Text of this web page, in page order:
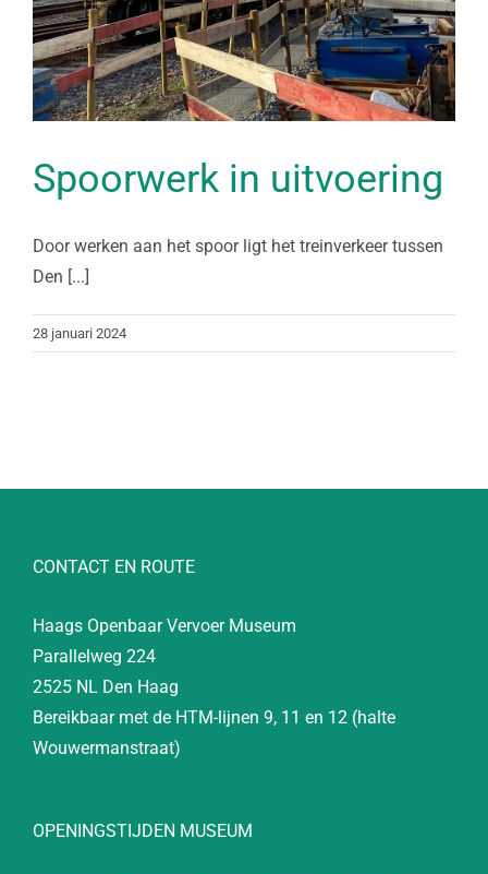
Spoorwerk in uitvoering
Door werken aan het spoor ligt het treinverkeer tussen
Den [...]
28 januari 2024
CONTACT EN ROUTE
Haags Openbaar Vervoer Museum
Parallelweg 224
2525 NL Den Haag
Bereikbaar met de HTM-lijnen 9, 11 en 12 (halte
Wouwermanstraat)
OPENINGSTIJDEN MUSEUM